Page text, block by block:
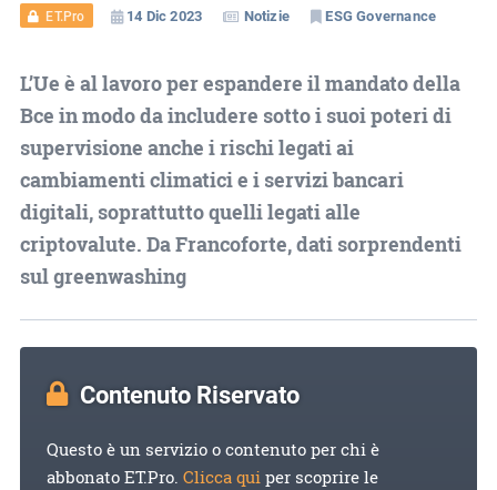
ET.Pro 14 Dic 2023 Notizie ESG Governance
L’Ue è al lavoro per espandere il mandato della
Bce in modo da includere sotto i suoi poteri di
supervisione anche i rischi legati ai
cambiamenti climatici e i servizi bancari
digitali, soprattutto quelli legati alle
criptovalute. Da Francoforte, dati sorprendenti
sul greenwashing
Contenuto Riservato
Questo è un servizio o contenuto per chi è
abbonato ET.Pro. Clicca quiper scoprire le